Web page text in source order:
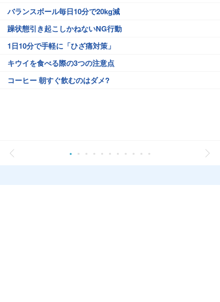
バランスボール毎日10分で20kg減
躁状態引き起こしかねないNG行動
1日10分で手軽に「ひざ痛対策」
キウイを食べる際の3つの注意点
コーヒー 朝すぐ飲むのはダメ?